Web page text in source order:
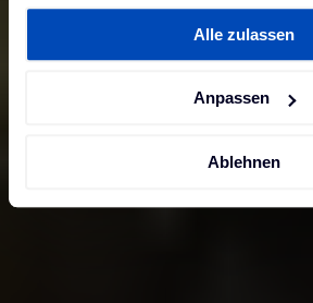
gesammelt haben. Weitere
Datenschutzerklärungund
Impressum.
Alle zulassen
Anpassen
Ablehnen